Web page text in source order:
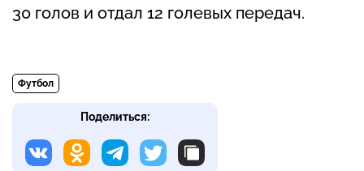
30 голов и отдал 12 голевых передач.
Футбол
Поделиться: